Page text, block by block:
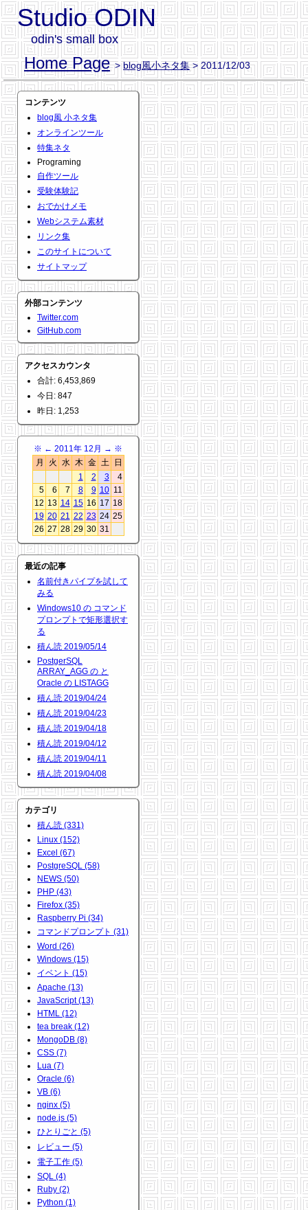
Studio ODIN
odin's small box
Home Page >blog風小ネタ集> 2011/12/03
コンテンツ
blog風 小ネタ集
オンラインツール
特集ネタ
Programing
自作ツール
受験体験記
おでかけメモ
Webシステム素材
リンク集
このサイトについて
サイトマップ
外部コンテンツ
Twitter.com
GitHub.com
アクセスカウンタ
合計: 6,453,869
今日: 847
昨日: 1,253
※ ← 2011年 12月 → ※
月
火 水 木 金 土
日
1
2 3
4
5
6 7 8 9 10 11
12 13 14 15 16 17 18
19 20 21 22 23 24 25
26 27 28 29 30 31
最近の記事
名前付きパイプを試して
みる
Windows10 の コマンド
プロンプトで矩形選択す
る
積ん読 2019/05/14
PostgerSQL
ARRAY_AGG の と
Oracle の LISTAGG
積ん読 2019/04/24
積ん読 2019/04/23
積ん読 2019/04/18
積ん読 2019/04/12
積ん読 2019/04/11
積ん読 2019/04/08
カテゴリ
積ん読 (331)
Linux (152)
Excel (67)
PostgreSQL (58)
NEWS (50)
PHP (43)
Firefox (35)
Raspberry Pi (34)
コマンドプロンプト (31)
Word (26)
Windows (15)
イベント (15)
Apache (13)
JavaScript (13)
HTML (12)
tea break (12)
MongoDB (8)
CSS (7)
Lua (7)
Oracle (6)
VB (6)
nginx (5)
node.js (5)
ひとりごと (5)
レビュー (5)
電子工作 (5)
SQL (4)
Ruby (2)
Python (1)